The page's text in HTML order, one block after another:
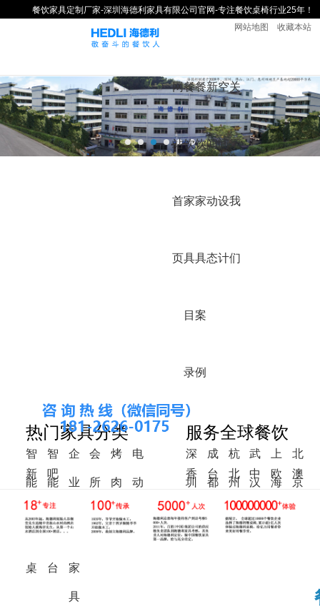
餐饮家具定制厂家-深圳海德利家具有限公司官网-专注餐饮桌椅行业25年！
收藏本站
网站地图
网
站
首
页
餐
饮
家
具
目
录
餐
饮
家
具
案
例
新
闻
动
态
空
间
设
计
关
于
我
们
热门家具分类
智
能
火
桌
智
能
调
台
企
业
家
具
会
所
家
烤
肉
桌
电
动
新
中
式
吧
椅
服务全球餐饮
深
圳
成
都
杭
州
武
汉
上
海
北
京
香
港
台 北
美
中
东
欧
洲
澳
洲